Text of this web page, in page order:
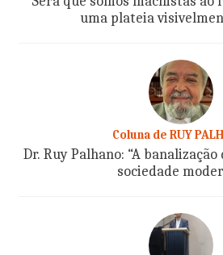
uma plateia
Coluna de RUY
Dr. Ruy Palhano: “A
sociedade